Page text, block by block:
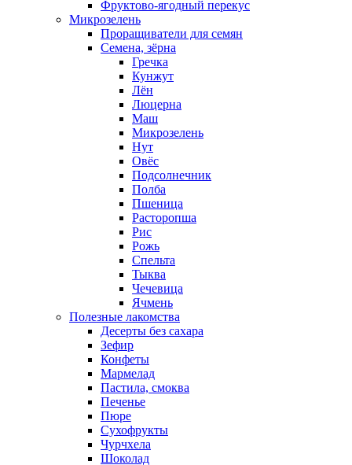
Фруктово-ягодный перекус
Микрозелень
Проращиватели для семян
Семена, зёрна
Гречка
Кунжут
Лён
Люцерна
Маш
Микрозелень
Нут
Овёс
Подсолнечник
Полба
Пшеница
Расторопша
Рис
Рожь
Спельта
Тыква
Чечевица
Ячмень
Полезные лакомства
Десерты без сахара
Зефир
Конфеты
Мармелад
Пастила, смоква
Печенье
Пюре
Сухофрукты
Чурчхела
Шоколад